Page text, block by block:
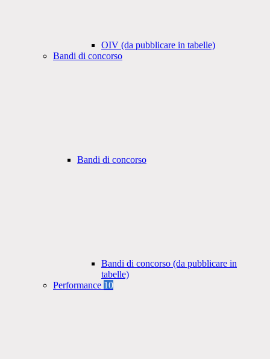
OIV (da pubblicare in tabelle)
Bandi di concorso
Bandi di concorso
Bandi di concorso (da pubblicare in
tabelle)
Performance 10